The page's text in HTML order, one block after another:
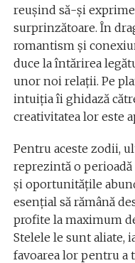
reușind să-și
surprinzătoare. În
romantism și
duce la întărirea
unor noi relații. Pe
intuiția îi ghidază
creativitatea lor este
Pentru aceste zodii,
reprezintă o perioadă
și oportunitățile
esențial să rămână
profite la maximum
Stelele le sunt aliate,
favoarea lor pentru a